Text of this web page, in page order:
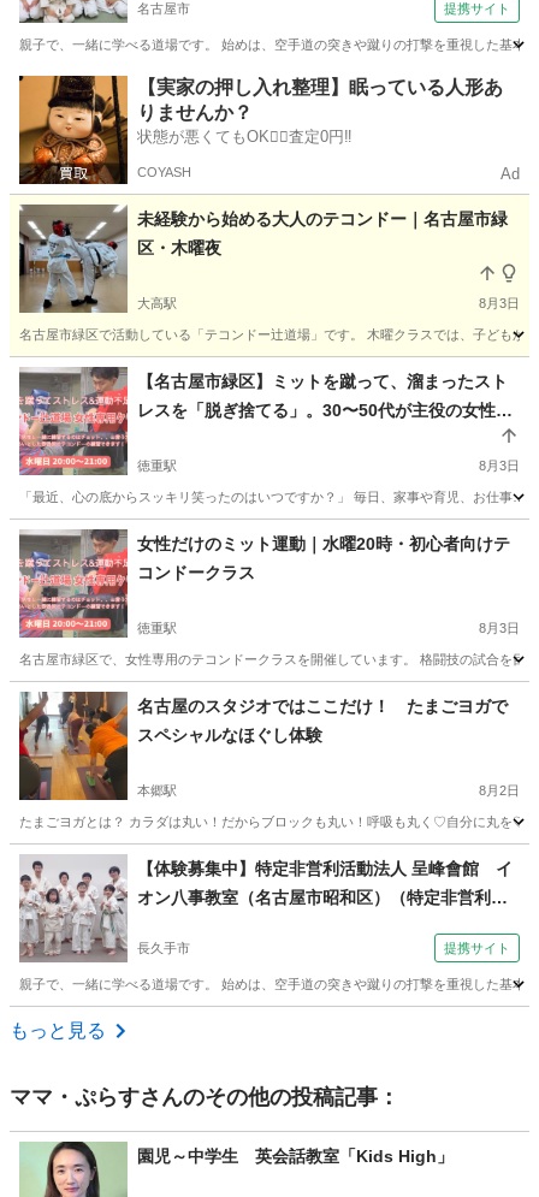
夜７時～）
名古屋市 提携サイト
親子で、一緒に学べる道場です。 始めは、空手道の突きや蹴りの打撃を重視した基
愛知 名古屋市 空手/他格闘技
【実家の押し入れ整理】眠っている人形あ
りませんか？
状態が悪くてもOK🙆‍♀️査定0円‼️
COYASH Ad
未経験から始める大人のテコンドー｜名古屋市緑
区・木曜夜
大高駅 8月3日
名古屋市緑区で活動している「テコンドー辻道場」です。 木曜クラスでは、子ども
愛知 名古屋市 大高駅 空手/他格闘技 テコンドー
【名古屋市緑区】ミットを蹴って、溜まったスト
レスを「脱ぎ捨てる」。30〜50代が主役の女性専
徳重駅 8月3日
「最近、心の底からスッキリ笑ったのはいつですか？」 毎日、家事や育児、お仕事
愛知 名古屋市 徳重駅 空手/他格闘技 テコンドー
女性だけのミット運動｜水曜20時・初心者向けテ
コンドークラス
徳重駅 8月3日
名古屋市緑区で、女性専用のテコンドークラスを開催しています。 格闘技の試合を
愛知 名古屋市 徳重駅 空手/他格闘技
名古屋のスタジオではここだけ！ たまごヨガで
スペシャルなほぐし体験
本郷駅 8月2日
たまごヨガとは？ カラダは丸い！だからブロックも丸い！呼吸も丸く♡自分に丸を♡
愛知 名古屋市 本郷駅 ヨガ スタジオ
【体験募集中】特定非営利活動法人 呈峰會館 イ
オン八事教室（名古屋市昭和区）（特定非営利活
時～）
長久手市 提携サイト
親子で、一緒に学べる道場です。 始めは、空手道の突きや蹴りの打撃を重視した基
愛知 長久手市
もっと見る
ママ・ぷらすさんのその他の投稿記事：
園児～中学生 英会話教室「Kids High」